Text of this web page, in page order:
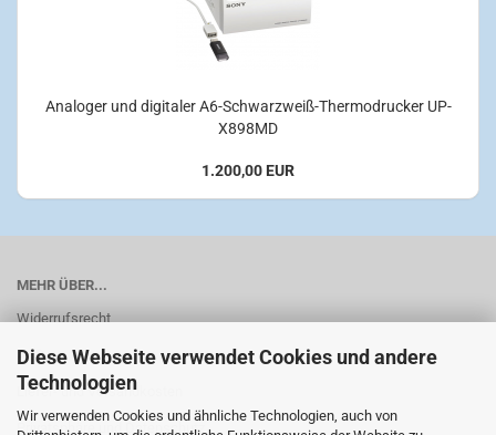
Diese Webseite verwendet Cookies und andere
Technologien
Wir verwenden Cookies und ähnliche Technologien, auch von
Analoger und digitaler A6-Schwarzweiß-Thermodrucker UP-
X898MD
1.200,00 EUR
MEHR ÜBER...
Widerrufsrecht
AGB
Liefer- und Versandkosten
Privatsphäre und Datenschutz